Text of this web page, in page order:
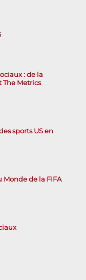
: de la
The Metrics
sports US en
Monde de la FIFA